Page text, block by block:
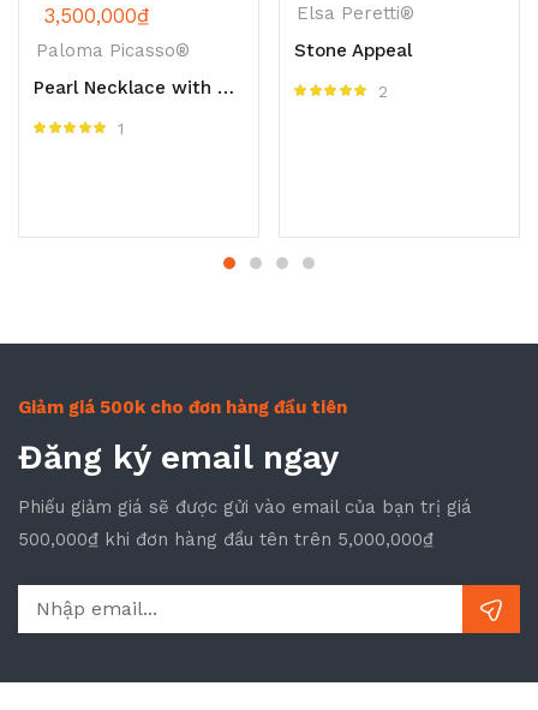
3,500,000₫
Paloma Picasso®
Pearl Necklace with a Silver
1
Elsa Peretti®
Stone Appeal
2
Giảm giá 500k cho đơn hàng đầu tiên
Đăng ký email ngay
Phiếu giảm giá sẽ được gửi vào email của bạn trị giá
500,000₫ khi đơn hàng đầu tên trên 5,000,000₫